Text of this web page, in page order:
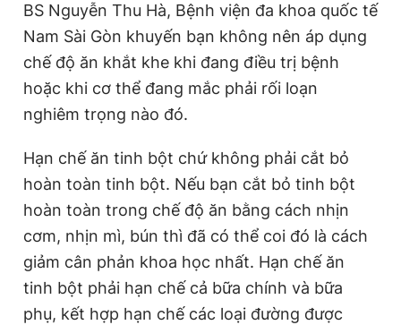
BS Nguyễn Thu Hà, Bệnh viện đa khoa quốc tế
Nam Sài Gòn khuyến bạn không nên áp dụng
chế độ ăn khắt khe khi đang điều trị bệnh
hoặc khi cơ thể đang mắc phải rối loạn
nghiêm trọng nào đó.
Hạn chế ăn tinh bột chứ không phải cắt bỏ
hoàn toàn tinh bột. Nếu bạn cắt bỏ tinh bột
hoàn toàn trong chế độ ăn bằng cách nhịn
cơm, nhịn mì, bún thì đã có thể coi đó là cách
giảm cân phản khoa học nhất. Hạn chế ăn
tinh bột phải hạn chế cả bữa chính và bữa
phụ, kết hợp hạn chế các loại đường được